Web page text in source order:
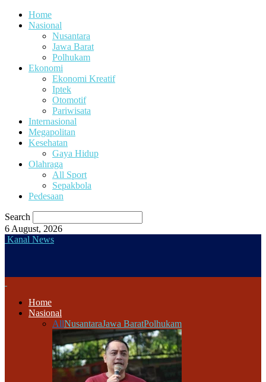
Home
Nasional
Nusantara
Jawa Barat
Polhukam
Ekonomi
Ekonomi Kreatif
Iptek
Otomotif
Pariwisata
Internasional
Megapolitan
Kesehatan
Gaya Hidup
Olahraga
All Sport
Sepakbola
Pedesaan
Search
6 August, 2026
Kanal News
Home
Nasional
AllNusantaraJawa BaratPolhukam